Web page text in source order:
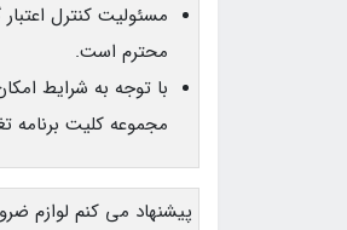
محترم است.
با توجه به شرایط
مجموعه کلیت برنامه
پیشنهاد می کنم لوازم